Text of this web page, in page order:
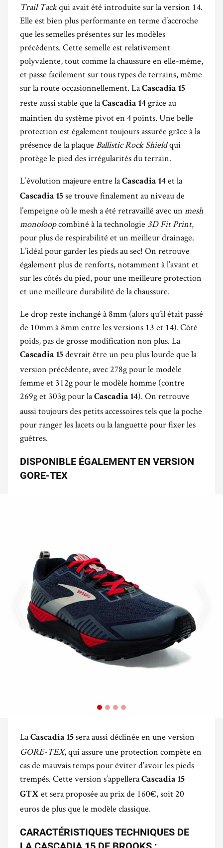
Trail Tackqui avait été introduite sur la version 14.
Elle est bien plus performante en terme d’accroche
que les semelles présentes sur les modèles
précédents. Cette semelle est relativement
polyvalente, tout comme la chaussure en elle-même,
et passe facilement sur tous types de terrains, même
sur la route occasionnellement. LaCascadia 15
reste aussi stable que laCascadia 14 grâce au
maintien du système pivot en 4 points. Une belle
protection est également toujours assurée grâce à la
présence de la plaque Ballistic Rock Shieldqui
protège le pied des irrégularités du terrain.
L’évolution majeure entre laCascadia 14 et la
Cascadia 15 se trouve finalement au niveau de
l’empeigne où le mesh a été retravaillé avec un mesh
monoloopcombiné à la technologie 3D Fit Print,
pour plus de respirabilité et un meilleur drainage.
L’idéal pour garder les pieds au sec! On retrouve
également plus de renforts, notamment à l’avant et
sur les côtés du pied, pour une meilleure protection
et une meilleure durabilité de la chaussure.
Le drop reste inchangé à 8mm (alors qu’il était passé
de 10mm à 8mm entre les versions 13 et 14). Côté
poids, pas de grosse modification non plus. La
Cascadia 15 devrait être un peu plus lourde que la
version précédente, avec 278g pour le modèle
femme et 312g pour le modèle homme (contre
269g et 303g pour laCascadia 14). On retrouve
aussi toujours des petits accessoires tels que la poche
pour ranger les lacets ou la languette pour fixer les
guêtres.
DISPONIBLE ÉGALEMENT EN VERSION
GORE-TEX
LaCascadia 15 sera aussi déclinée en une version
GORE-TEX, qui assure une protection compète en
cas de mauvais temps pour éviter d’avoir les pieds
trempés. Cette version s’appelleraCascadia 15
GTX et sera proposée au prix de 160€, soit 20
euros de plus que le modèle classique.
CARACTÉRISTIQUES TECHNIQUES DE